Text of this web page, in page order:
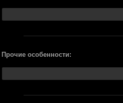
Прочие особенности: